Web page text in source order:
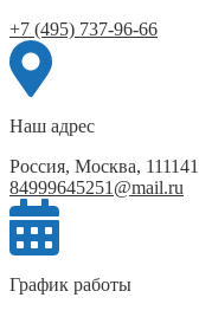
+7 (495) 737-96-66
Наш адрес
Россия, Москва,
84999645251@mail.ru
График работы